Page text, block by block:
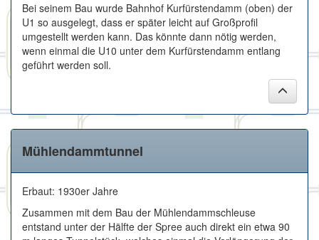
Bei seinem Bau wurde Bahnhof Kurfürstendamm (oben) der
U1 so ausgelegt, dass er später leicht auf Großprofil
umgestellt werden kann. Das könnte dann nötig werden,
wenn einmal die U10 unter dem Kurfürstendamm entlang
geführt werden soll.
Mühlendammtunnel
Erbaut: 1930er Jahre
Zusammen mit dem Bau der Mühlendammschleuse
entstand unter der Hälfte der Spree auch direkt ein etwa 90